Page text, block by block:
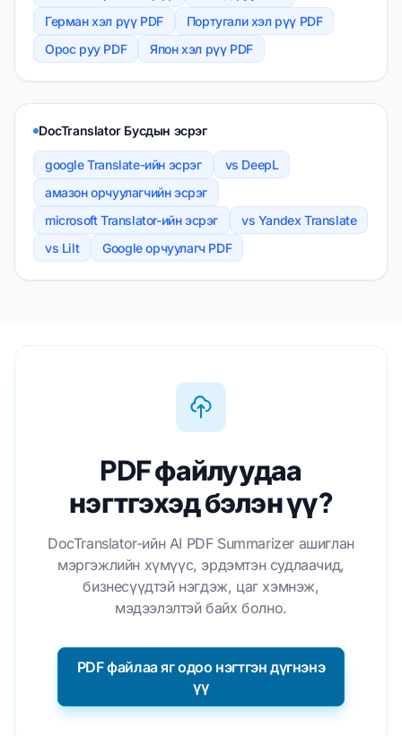
Герман хэл рүү PDF
Португали хэл рүү PDF
Орос руу PDF
Япон хэл рүү PDF
DocTranslator Бусдын эсрэг
google Translate-ийн эсрэг
vs DeepL
амазон орчуулагчийн эсрэг
microsoft Translator-ийн эсрэг
vs Yandex Translate
vs Lilt
Google орчуулагч PDF
PDF файлуудаа
нэгтгэхэд бэлэн үү?
DocTranslator-ийн AI PDF Summarizer ашиглан
мэргэжлийн хүмүүс, эрдэмтэн судлаачид,
бизнесүүдтэй нэгдэж, цаг хэмнэж,
мэдээлэлтэй байх болно.
PDF файлаа яг одоо нэгтгэн дүгнэнэ
үү